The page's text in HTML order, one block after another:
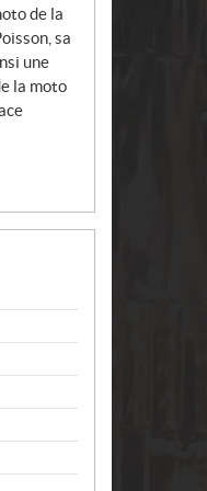
de la
sa
une
la moto